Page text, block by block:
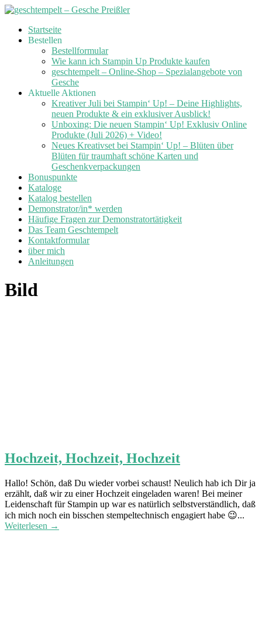
Skip
Startseite
Bestellen
Bestellformular
Wie kann ich Stampin Up Produkte kaufen
geschtempelt – Online-Shop – Spezialangebote von
Gesche
Aktuelle Aktionen
Kreativer Juli bei Stampin‘ Up! – Deine Highlights,
neuen Produkte & ein exklusiver Ausblick!
Unboxing: Die neuen Stampin‘ Up! Exklusiv Online
Produkte (Juli 2026) + Video!
Neues Kreativset bei Stampin‘ Up! – Blüten über
Blüten für traumhaft schöne Karten und
Geschenkverpackungen
Bonuspunkte
Kataloge
Katalog bestellen
Demonstrator/in* werden
Häufige Fragen zur Demonstratortätigkeit
Das Team Geschtempelt
Kontaktformular
über mich
Anleitungen
Bild
Hochzeit, Hochzeit, Hochzeit
Hallo! Schön, daß Du wieder vorbei schaust! Neulich hab ich Dir ja
erzählt, daß wir zu einer Hochzeit eingeladen waren! Bei meiner
Leidenschaft für Stampin up war es natürlich selbstverständlich, daß
ich mich noch ein bisschen stempeltechnisch engagiert habe 😉...
Weiterlesen →